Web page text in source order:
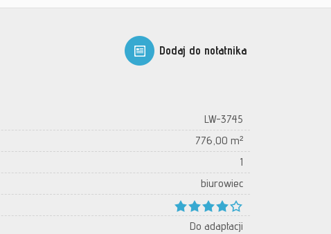
Dodaj do notatnika
LW-3745
776,00 m²
1
biurowiec
Do adaptacji